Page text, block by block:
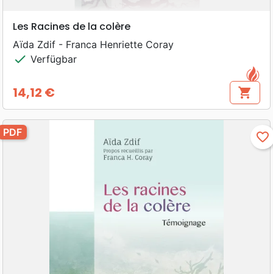
Les Racines de la colère
Aïda Zdif - Franca Henriette Coray
check Verfügbar
Preis
14,12 € shopping_cart
PDF favorite_border